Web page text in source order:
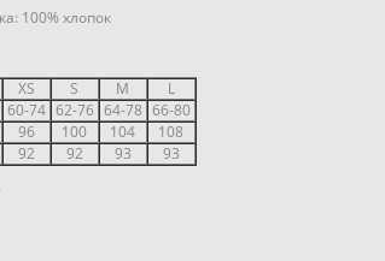
100% хлопок
XS S M
L
60-74 62-76 64-78 66-80
96 100 104
108
92 92 93
93